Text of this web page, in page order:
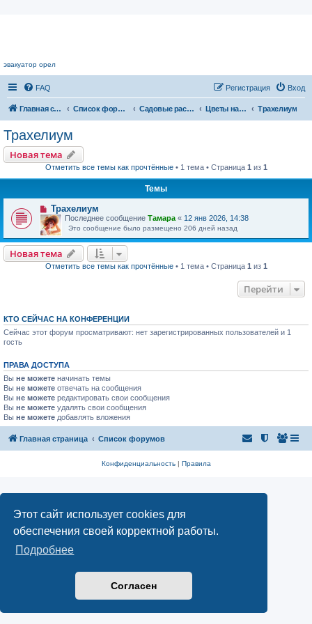
Этот сайт использует cookies для
обеспечения своей корректной работы.
Подробнее
Согласен
эвакуатор орел
FAQ Вход
Регистрация
Главная страница Список форумов Садовые растения Цветы нашего сада Трахелиум
Трахелиум
Новая тема
Отметить все темы как прочтённые• 1 тема • Страница 1 из 1
Темы
Трахелиум
Последнее сообщение Тамара « 12 янв 2026, 14:38
Это сообщение было размещено 206 дней назад
Новая тема
Отметить все темы как прочтённые• 1 тема • Страница 1 из 1
Перейти
КТО СЕЙЧАС НА КОНФЕРЕНЦИИ
Сейчас этот форум просматривают: нет зарегистрированных пользователей и 1
гость
ПРАВА ДОСТУПА
Вы не можете начинать темы
Вы не можете отвечать на сообщения
Вы не можете редактировать свои сообщения
Вы не можете удалять свои сообщения
Вы не можете добавлять вложения
Главная страница Список форумов
Конфиденциальность| Правила